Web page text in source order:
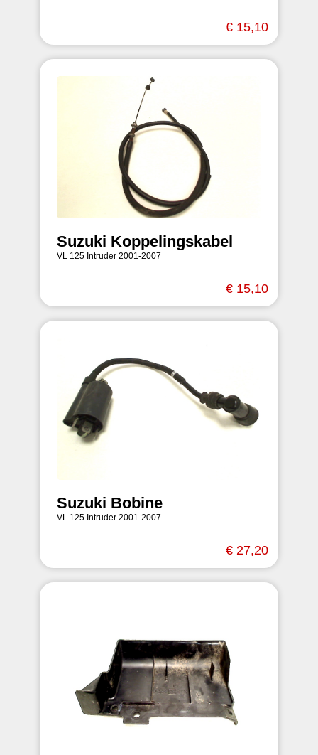
€ 15,10
Suzuki Koppelingskabel
VL 125 Intruder 2001-2007
€ 15,10
Suzuki Bobine
VL 125 Intruder 2001-2007
€ 27,20